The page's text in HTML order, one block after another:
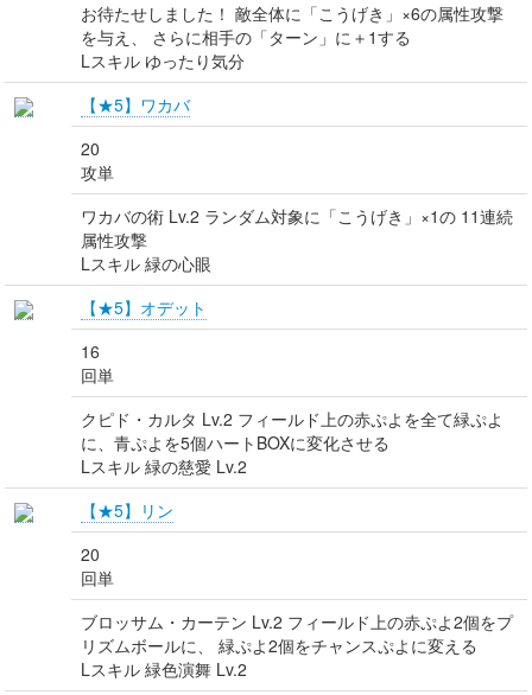
お待たせしました！ 敵全体に「こうげき」×6の属性攻撃
を与え、 さらに相手の「ターン」に＋1する
Lスキル ゆったり気分
【★5】ワカバ
20
攻単
ワカバの術 Lv.2 ランダム対象に「こうげき」×1の 11連続
属性攻撃
Lスキル 緑の心眼
【★5】オデット
16
回単
クピド・カルタ Lv.2 フィールド上の赤ぷよを全て緑ぷよ
に、青ぷよを5個ハートBOXに変化させる
Lスキル 緑の慈愛 Lv.2
【★5】リン
20
回単
ブロッサム・カーテン Lv.2 フィールド上の赤ぷよ2個をプ
リズムボールに、 緑ぷよ2個をチャンスぷよに変える
Lスキル 緑色演舞 Lv.2